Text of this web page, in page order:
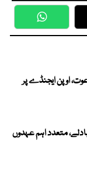
WhatsApp
اوپن ایجنڈے پر
متعدد اہم عہدوں